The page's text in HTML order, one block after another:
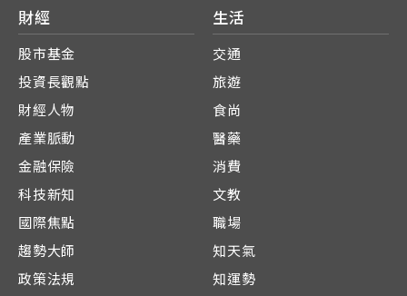
財經
股市基金
投資長觀點
財經人物
產業脈動
金融保險
科技新知
國際焦點
趨勢大師
政策法規
生活
交通
旅遊
食尚
醫藥
消費
文教
職場
知天氣
知運勢